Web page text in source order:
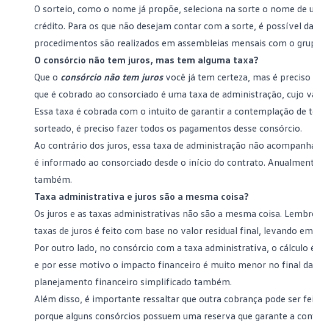
O sorteio, como o nome já propõe, seleciona na sorte o nome de
crédito. Para os que não desejam contar com a sorte, é possível
procedimentos são realizados em assembleias mensais com o
O consórcio não tem juros, mas tem alguma taxa?
Que o consórcio não tem jurosvocê já tem certeza, mas é preciso
que é cobrado ao consorciado é uma taxa de administração, cujo
Essa taxa é cobrada com o intuito de garantir a contemplação
sorteado, é preciso fazer todos os pagamentos desse consórcio.
Ao contrário dos juros, essa taxa de administração não
é informado ao consorciado desde o início do contrato.
também.
Taxa administrativa e juros são a mesma coisa?
Os juros e as taxas administrativas não são a mesma coisa.
taxas de juros é feito com base no valor residual final, levando
Por outro lado, no consórcio com a taxa administrativa, o
e por esse motivo o impacto financeiro é muito menor no final
planejamento financeiro simplificado também.
Além disso, é importante ressaltar que outra cobrança pode ser
porque alguns consórcios possuem uma reserva que garante a